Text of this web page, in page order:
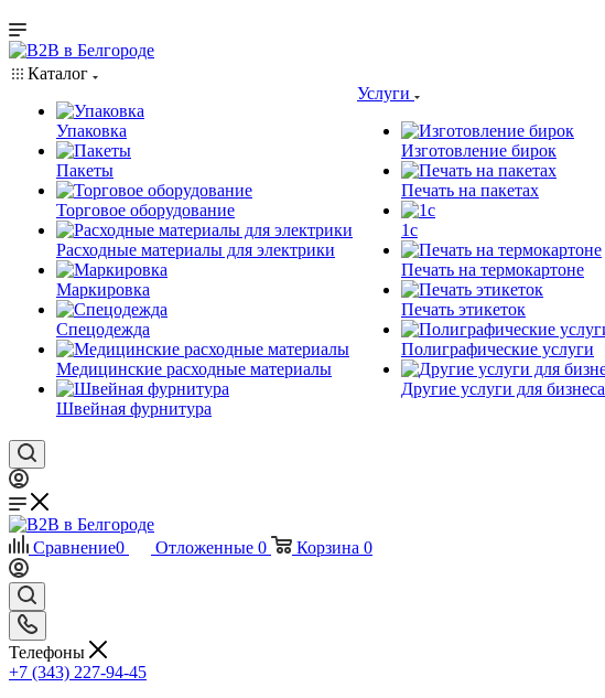
Каталог
Упаковка
Пакеты
Торговое оборудование
Расходные материалы для электрики
Маркировка
Спецодежда
Медицинские расходные материалы
Швейная фурнитура
Услуги
Изготовление бирок
Печать на пакетах
1c
Печать на термокартоне
Печать этикеток
Полиграфические услуги
Другие услуги для бизнеса
Сравнение0 Отложенные 0 Корзина 0
Телефоны
+7 (343) 227-94-45